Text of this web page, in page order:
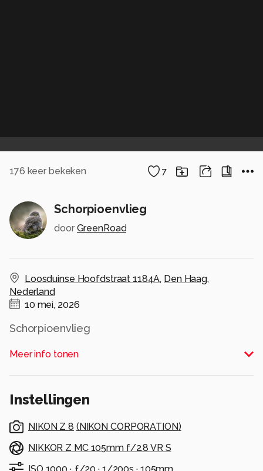
176 keer bekeken 7
Schorpioenvlieg
door GreenRoad
Loosduinse Hoofdstraat 1184A, Den Haag,
Nederland
10 mei, 2026
Schorpioenvlieg
Alle rechten voorbehouden
Meer info tonen
Instellingen
NIKON Z 8 (NIKON CORPORATION)
NIKKOR Z MC 105mm f/2.8 VR S